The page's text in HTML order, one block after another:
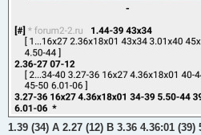
1.39 (34) A 2.27 (12) B 3.36 4.36:01